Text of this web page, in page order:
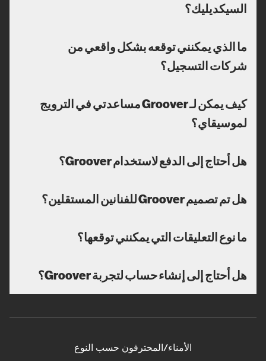
السيكديليك؟
ما الذي يمكنني توقعه بشكل واقعي من
شركات التسجيل؟
كيف يمكن لـ Groover مساعدتي في الترويج
لموسيقاي؟
هل أحتاج إلى الدفع لاستخدام Groover؟
هل تم تصميم Groover للفنانين المستقلين؟
ما نوع التعليقات التي يمكنني توقعها؟
هل أحتاج إلى إنشاء حساب لتجربة Groover؟
الأمناء/المحترفون حسب النوع